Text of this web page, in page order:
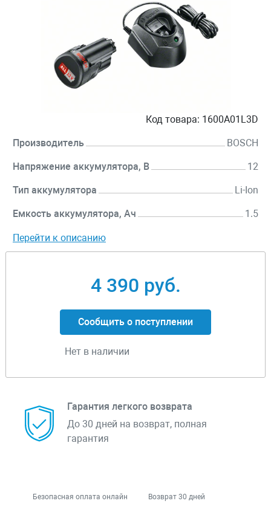
Код товара: 1600A01L3D
Производитель BOSCH
Напряжение аккумулятора, В 12
Тип аккумулятора Li-Ion
Емкость аккумулятора, Ач 1.5
Перейти к описанию
4 390 руб.
Сообщить о поступлении
Нет в наличии
Гарантия легкого возврата
До 30 дней на возврат, полная
гарантия
Безопасная оплата онлайн Возврат 30 дней